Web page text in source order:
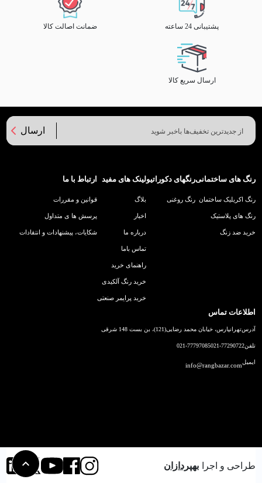
پشتیبانی 24 ساعته ضمانت اصالت کالا
ارسال سریع کالا
ارسال
رنگ های ساختمانی
رنگ اکریلیک ساختمان
رنگ های پلاستیک
خرید ضد زنگ
رنگهای دکوراتیو
رنگ روغنی
لینک های مفید
بلاگ
اخبار
درباره ما
تماس باما
راهنمای خرید
خرید رنگ آلکیدی
خرید پرایمر صنعتی
ارتباط با ما
قوانین و مقررات
پرسش ها ی متداول
شکایات، پیشنهادات و انتقادات
اطلاعات تماس
آدرستهرانپارس، خیابان محمد رضایی(121)، بن بست 148 شرقی
تلفن021-77290722
021-77797085
ایمیلinfo@rangbazar.com
طراحی و اجرا بهپردازان